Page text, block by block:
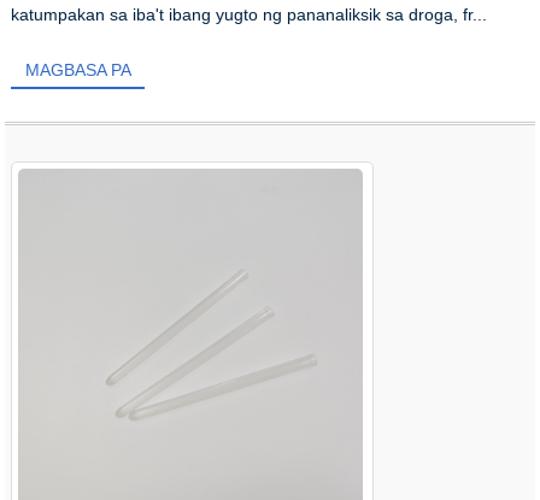
katumpakan sa iba't ibang yugto ng pananaliksik sa droga, fr...
MAGBASA PA